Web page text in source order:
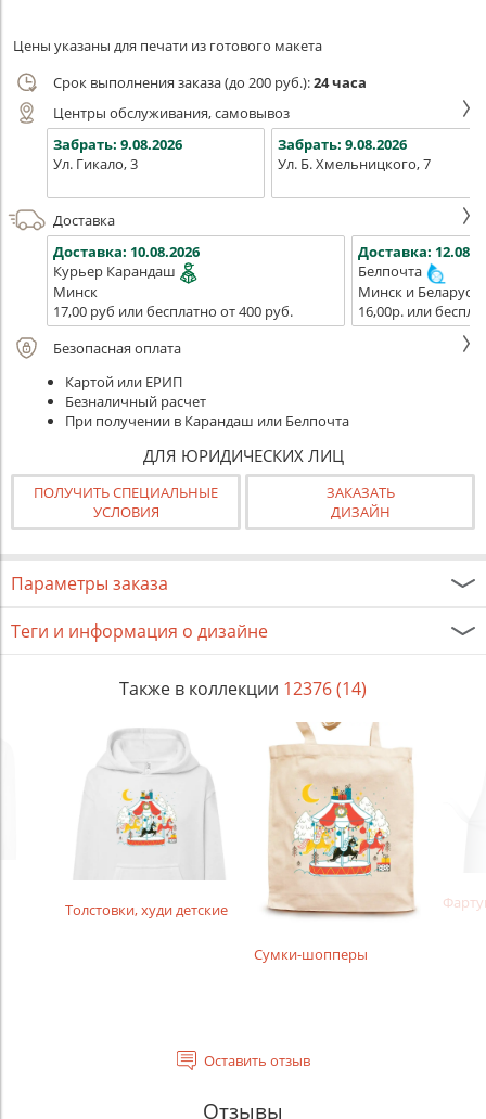
Цены указаны для печати из готового макета
Срок выполнения заказа (до 200 руб.):24 часа
Центры обслуживания, самовывоз
Забрать: 9.08.2026
Ул. Гикало, 3
Забрать: 9.08.2026
Ул. Б. Хмельницкого, 7
Доставка
Доставка: 10.08.2026
Курьер Карандаш
Минск
17,00 руб или бесплатно от 400 руб.
Доставка:
Белпочта
Минск и Беларусь
16,00р. или
Безопасная оплата
Картой или ЕРИП
Безналичный расчет
При получении в Карандаш или Белпочта
ДЛЯ ЮРИДИЧЕСКИХ ЛИЦ
ПОЛУЧИТЬ СПЕЦИАЛЬНЫЕ
УСЛОВИЯ
ЗАКАЗАТЬ
ДИЗАЙН
Параметры заказа
Теги и информация о дизайне
Также в коллекции 12376 (14)
Толстовки, худи детские
Сумки-шопперы
Оставить отзыв
Отзывы